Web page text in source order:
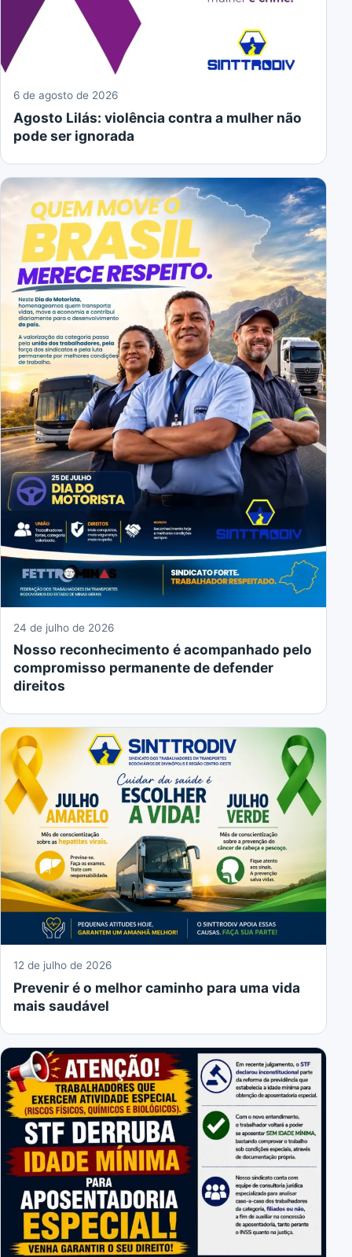
6 de agosto de 2026
Agosto Lilás: violência contra a mulher não
pode ser ignorada
24 de julho de 2026
Nosso reconhecimento é acompanhado pelo
compromisso permanente de defender
direitos
12 de julho de 2026
Prevenir é o melhor caminho para uma vida
mais saudável